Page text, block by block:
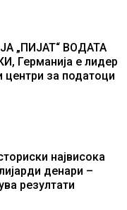
„ПИЈАТ“ ВОДАТА
Германија е лидер
центри за податоци
највисока
денари –
резултати